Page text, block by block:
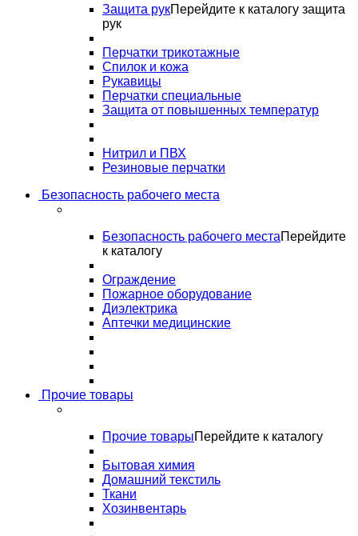
Защита рукПерейдите к каталогу защита
рук
Перчатки трикотажные
Спилок и кожа
Рукавицы
Перчатки специальные
Защита от повышенных температур
Нитрил и ПВХ
Резиновые перчатки
Безопасность рабочего места
Безопасность рабочего местаПерейдите
к каталогу
Ограждение
Пожарное оборудование
Диэлектрика
Аптечки медицинские
Прочие товары
Прочие товарыПерейдите к каталогу
Бытовая химия
Домашний текстиль
Ткани
Хозинвентарь